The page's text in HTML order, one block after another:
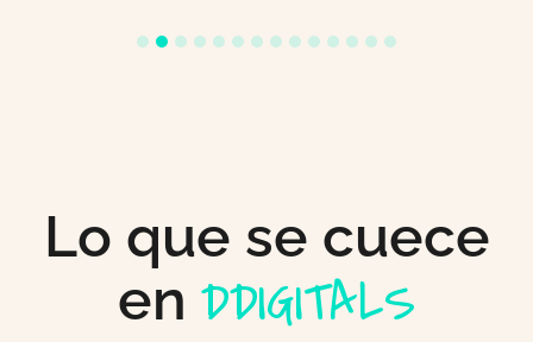
Lo que se cuece
en DDIGITALS